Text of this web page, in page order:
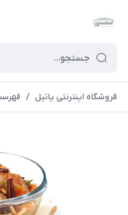
فروشگاه اینترنتی پاتیل /